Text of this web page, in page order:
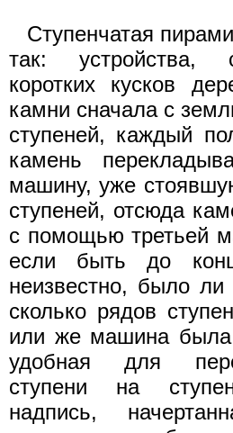
Ступенчатая
так: устройства,
коротких кусков
камни сначала с
ступеней, каждый
камень
машину, уже
ступеней, отсюда
с помощью третьей
если быть до
неизвестно, было
сколько рядов
или же машина была
удобная для
ступени на
надпись,